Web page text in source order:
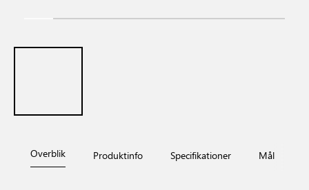
Overblik Produktinfo Specifikationer Mål